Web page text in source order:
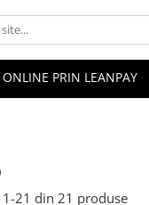
ONLINE PRIN LEANPAY
1-21 din 21 produse